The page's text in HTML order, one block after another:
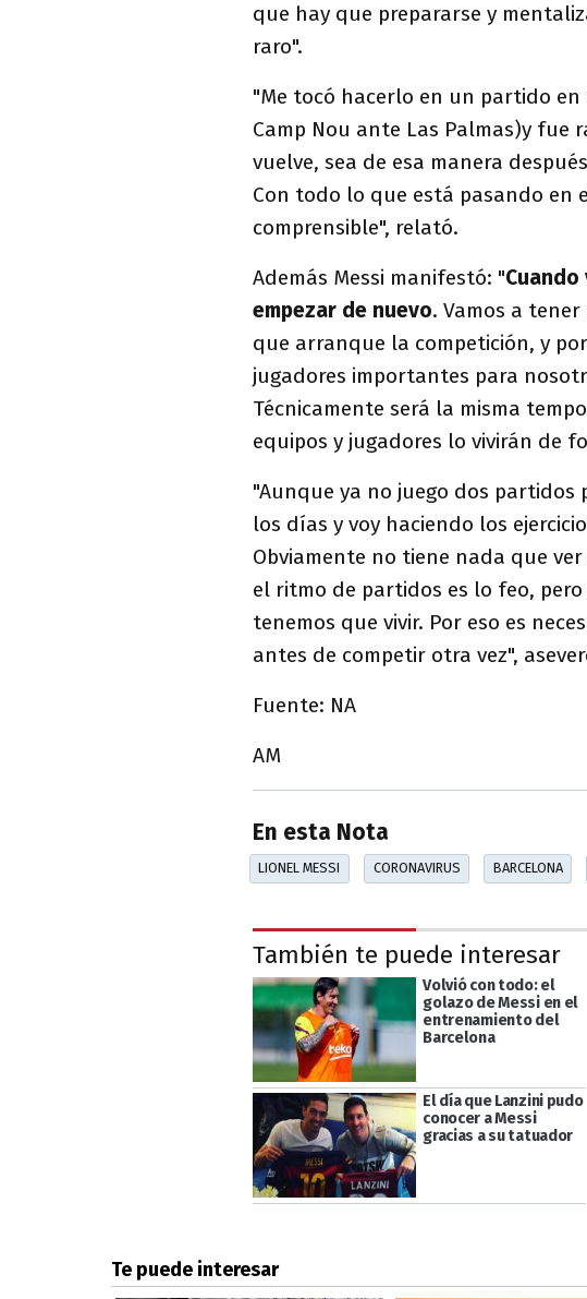
que hay que prepararse y
raro".
"Me tocó hacerlo en un partido en
Camp Nou ante Las Palmas)y fue
vuelve, sea de esa manera
Con todo lo que está pasando en
comprensible", relató.
Además Messi manifestó: "
empezar de nuevo. Vamos a
que arranque la competición, y
jugadores importantes para
Técnicamente será la misma
equipos y jugadores lo vivirán de
"Aunque ya no juego dos
los días y voy haciendo los
Obviamente no tiene nada que
el ritmo de partidos es lo feo,
tenemos que vivir. Por eso es
antes de competir otra vez",
Fuente: NA
AM
En esta Nota
LIONEL MESSI CORONAVIRUS BARCELONA
También te puede interesar
Volvió con todo: el
golazo de Messi en el
entrenamiento del
Barcelona
El día que Lanzini pudo
conocer a Messi
gracias a su tatuador